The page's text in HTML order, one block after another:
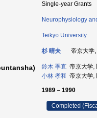
Single-year Grants
Neurophysiology
Teikyo University
杉 晴夫 帝京大学
鈴木 季直 帝京大学,
小林 孝和 帝京大学,
1989 – 1990
Completed